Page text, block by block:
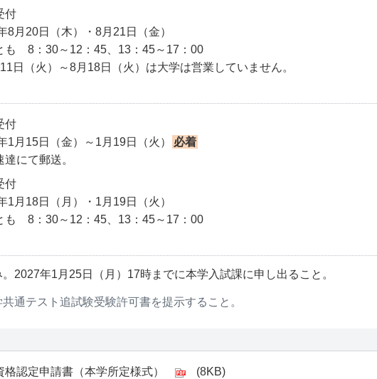
付
8月20日（木）・8月21日（金）
も 8：30～12：45、13：45～17：00
日（火）～8月18日（火）は大学は営業していません。
付
1月15日（金）～1月19日（火）
必着
達にて郵送。
付
1月18日（月）・1月19日（火）
も 8：30～12：45、13：45～17：00
2027年1月25日（月）17時までに本学入試課に申し出ること。
通テスト追試験受験許可書を提示すること。
格認定申請書（本学所定様式） (8KB)